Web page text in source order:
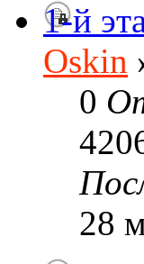
1-й
Oskin
0
28